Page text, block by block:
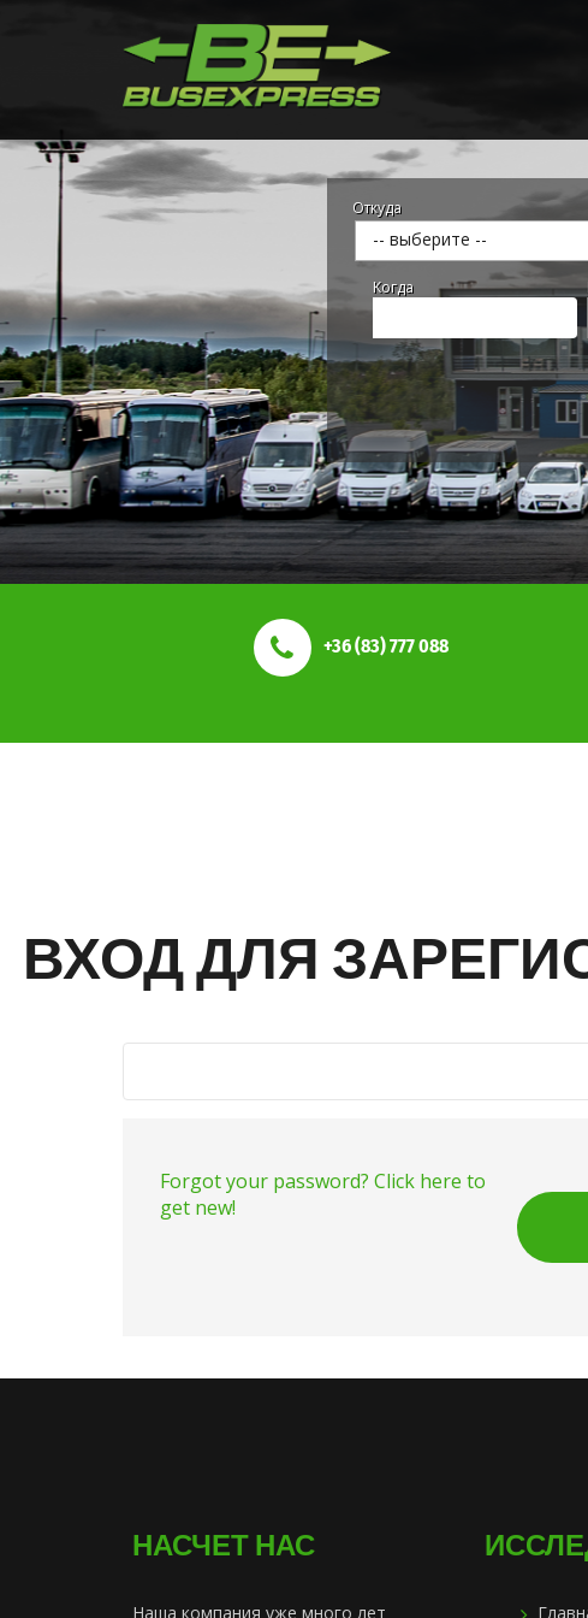
Откуда
-- выберите --
Kогда
+36 (83) 777 088
ВХОД ДЛЯ
Forgot your password? Click here to
get new!
НАСЧЕТ НАС
Наша компания уже много лет